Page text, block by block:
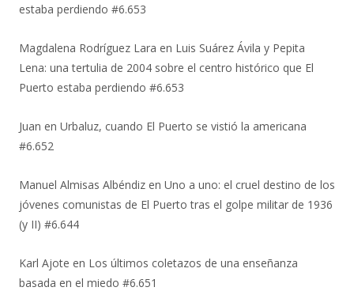
estaba perdiendo #6.653
Magdalena Rodríguez Lara en Luis Suárez Ávila y Pepita
Lena: una tertulia de 2004 sobre el centro histórico que El
Puerto estaba perdiendo #6.653
Juan en Urbaluz, cuando El Puerto se vistió la americana
#6.652
Manuel Almisas Albéndiz en Uno a uno: el cruel destino de los
jóvenes comunistas de El Puerto tras el golpe militar de 1936
(y II) #6.644
Karl Ajote en Los últimos coletazos de una enseñanza
basada en el miedo #6.651